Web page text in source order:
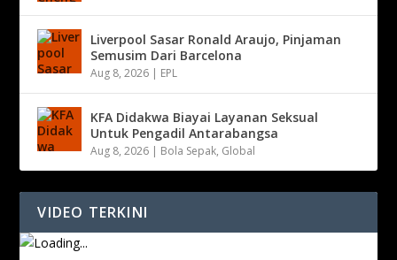
Liverpool Sasar Ronald Araujo, Pinjaman
Semusim Dari Barcelona
Aug 8, 2026 | EPL
KFA Didakwa Biayai Layanan Seksual
Untuk Pengadil Antarabangsa
Aug 8, 2026 | Bola Sepak, Global
VIDEO TERKINI